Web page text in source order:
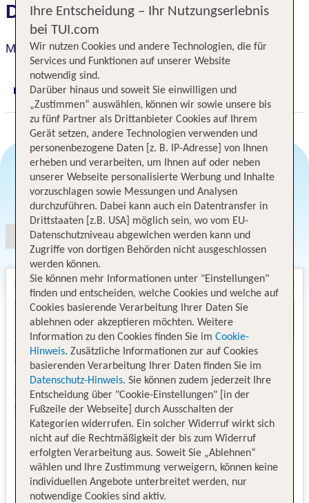
Das erwartet Sie
Manchebo Beach Resort & Spa
Digitaler und telefonischer 24/7 TUI Service
Angebotsauswahl
Ihre Entscheidung – Ihr Nutzungserlebnis
bei TUI.com
Wir nutzen Cookies und andere Technologien, die für
Services und Funktionen auf unserer Website
notwendig sind.
Darüber hinaus und soweit Sie einwilligen und
„Zustimmen“ auswählen, können wir sowie unsere bis
zu fünf Partner als Drittanbieter Cookies auf Ihrem
Gerät setzen, andere Technologien verwenden und
personenbezogene Daten [z. B. IP-Adresse] von Ihnen
erheben und verarbeiten, um Ihnen auf oder neben
unserer Webseite personalisierte Werbung und Inhalte
vorzuschlagen sowie Messungen und Analysen
durchzuführen. Dabei kann auch ein Datentransfer in
Drittstaaten [z.B. USA] möglich sein, wo vom EU-
Datenschutzniveau abgewichen werden kann und
Zugriffe von dortigen Behörden nicht ausgeschlossen
werden können.
Sie können mehr Informationen unter "Einstellungen"
finden und entscheiden, welche Cookies und welche auf
Cookies basierende Verarbeitung Ihrer Daten Sie
ablehnen oder akzeptieren möchten. Weitere
Information zu den Cookies finden Sie im Cookie-
Hinweis. Zusätzliche Informationen zur auf Cookies
basierenden Verarbeitung Ihrer Daten finden Sie im
Datenschutz-Hinweis. Sie können zudem jederzeit Ihre
Entscheidung über "Cookie-Einstellungen" [in der
Fußzeile der Webseite] durch Ausschalten der
Kategorien widerrufen. Ein solcher Widerruf wirkt sich
nicht auf die Rechtmäßigkeit der bis zum Widerruf
erfolgten Verarbeitung aus. Soweit Sie „Ablehnen“
wählen und Ihre Zustimmung verweigern, können keine
individuellen Angebote unterbreitet werden, nur
notwendige Cookies sind aktiv.